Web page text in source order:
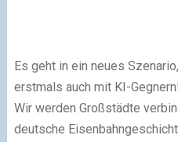
Es geht in ein neues
erstmals auch mit KI-Gegnern!
Wir werden Großstädte
deutsche